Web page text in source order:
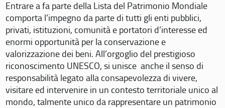
Entrare a fa parte della Lista del Patrimonio Mondiale
comporta l’impegno da parte di tutti gli enti pubblici,
privati, istituzioni, comunità e portatori d’interesse ed
enormi opportunità per la conservazione e
valorizzazione dei beni. All’orgoglio del prestigioso
riconoscimento UNESCO, si unisce anche il senso di
responsabilità legato alla consapevolezza di vivere,
visitare ed intervenire in un contesto territoriale unico al
mondo, talmente unico da rappresentare un patrimonio